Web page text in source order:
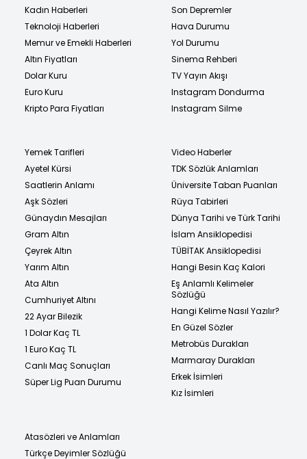
Kadın Haberleri
Teknoloji Haberleri
Memur ve Emekli Haberleri
Altın Fiyatları
Dolar Kuru
Euro Kuru
Kripto Para Fiyatları
Son Depremler
Hava Durumu
Yol Durumu
Sinema Rehberi
TV Yayın Akışı
Instagram Dondurma
Instagram Silme
Yemek Tarifleri
Ayetel Kürsi
Saatlerin Anlamı
Aşk Sözleri
Günaydın Mesajları
Gram Altın
Çeyrek Altın
Yarım Altın
Ata Altın
Cumhuriyet Altını
22 Ayar Bilezik
1 Dolar Kaç TL
1 Euro Kaç TL
Canlı Maç Sonuçları
Süper Lig Puan Durumu
Video Haberler
TDK Sözlük Anlamları
Üniversite Taban Puanları
Rüya Tabirleri
Dünya Tarihi ve Türk Tarihi
İslam Ansiklopedisi
TÜBİTAK Ansiklopedisi
Hangi Besin Kaç Kalori
Eş Anlamlı Kelimeler
Sözlüğü
Hangi Kelime Nasıl Yazılır?
En Güzel Sözler
Metrobüs Durakları
Marmaray Durakları
Erkek İsimleri
Kız İsimleri
Atasözleri ve Anlamları
Türkçe Deyimler Sözlüğü